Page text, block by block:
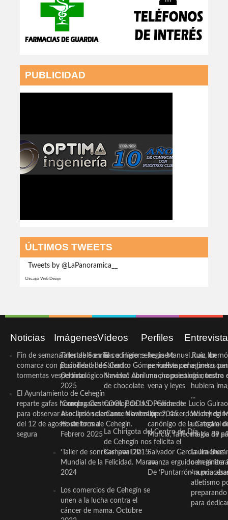
PUBLICIDAD
ÚLTIMOS TWEETS
Tweets by @LaPanoramica__
Chicago Web Design
Noticias
Fin de semana inestable en la
comarca con posibilidad de
tormentas vespertinas
El Ayuntamiento de Cehegín
reparte gafas homologadas
para observar el eclipse solar
del 12 de agosto de forma
segura
Imágenes
Taller de Sonrisas e Higiene
Bucodental de ‘Centro
Odontológico Innova’. Abril
2025
‘Compra Contrarreloj’ de la
Asociación de Comerciantes y
Hosteleros de Cehegín.
Febrero 2025
‘Taller de sonrisas’ por Día
Mundial de la Felicidad. Marzo
2024
Los comercios de Cehegín se
unen a la lucha contra el
cáncer de mama. Octubre
Vídeos
El cocinero ceheginero
Salvador Gómez vuelve por
Navidad con una propuesta
de chocolate
COOL BODAS. Pedida de
mano. Noviembre 2015
La Chirigota del Centro de Día
de Cehegín nos felicita el
Carnaval 2015
Perfiles
Jesús Manuel Ruiz, un
periodista ceheginero con
mucha psicología, teatro
vena y leyes
D. Clemente Lucio Guirao
López, sacerdote
canónigo de la Catedral
Murcia, fallece a los 89
Salvador García Jiménez
avanza erguido en la
De ‘Puntarrón’ a
Juan
a tantas
de nuestra
hubiera
...
Wichy de
un regalo
magia de
Laura
ceheginera
«nunca
atletismo
para